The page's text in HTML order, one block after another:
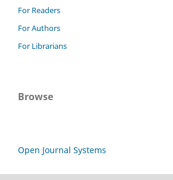
For Readers
For Authors
For Librarians
Browse
Open Journal Systems